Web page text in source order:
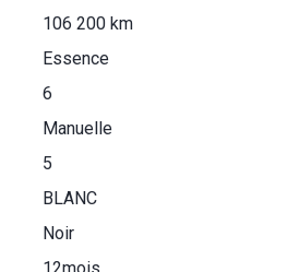
106 200 km
Essence
6
Manuelle
5
BLANC
Noir